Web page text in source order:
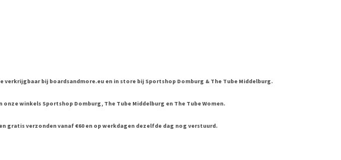
verkrijgbaar bij boardsandmore.eu en in store bij Sportshop Domburg & The Tube Middelburg.
onze winkels Sportshop Domburg, The Tube Middelburg en The Tube Women.
gratis verzonden vanaf €60 en op werkdagen dezelfde dag nog verstuurd.